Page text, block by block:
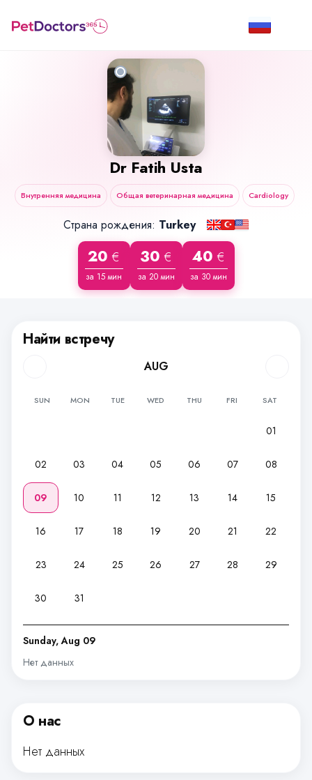
Dr Fatih Usta
Внутренняя медицина Общая ветеринарная медицина Cardiology
Страна рождения: Turkey
20 €
за 15 мин
30 €
за 20 мин
40 €
за 30 мин
Найти встречу
AUG
SUN MON TUE WED THU FRI SAT
01
02 03 04 05 06 07 08
09 10 11 12 13 14 15
16 17 18 19 20 21 22
23 24 25 26 27 28 29
30 31
Sunday, Aug 09
Нет данных
О нас
Нет данных